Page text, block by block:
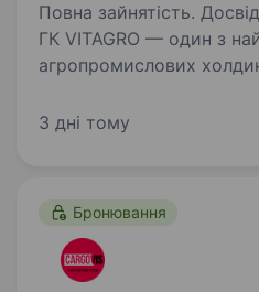
Повна зайнятість.
ГК VITAGRO — один з
агропромислових
овочівництво,
3 дні тому
Бронювання